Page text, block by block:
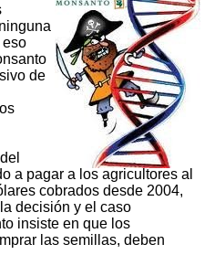
eso
de
a pagar a los agricultores al
cobrados desde 2004,
decisión y el caso
insiste en que los
las semillas, deben